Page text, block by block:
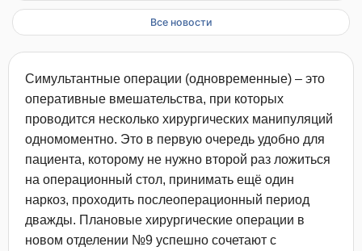
Все новости
Симультантные операции (одновременные) – это
оперативные вмешательства, при которых
проводится несколько хирургических манипуляций
одномоментно. Это в первую очередь удобно для
пациента, которому не нужно второй раз ложиться
на операционный стол, принимать ещё один
наркоз, проходить послеоперационный период
дважды. Плановые хирургические операции в
новом отделении №9 успешно сочетают с